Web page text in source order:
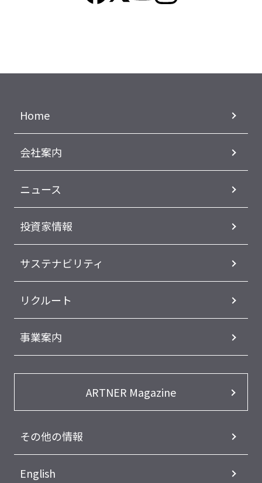
Home
会社案内
ニュース
投資家情報
サステナビリティ
リクルート
事業案内
ARTNER Magazine
その他の情報
English